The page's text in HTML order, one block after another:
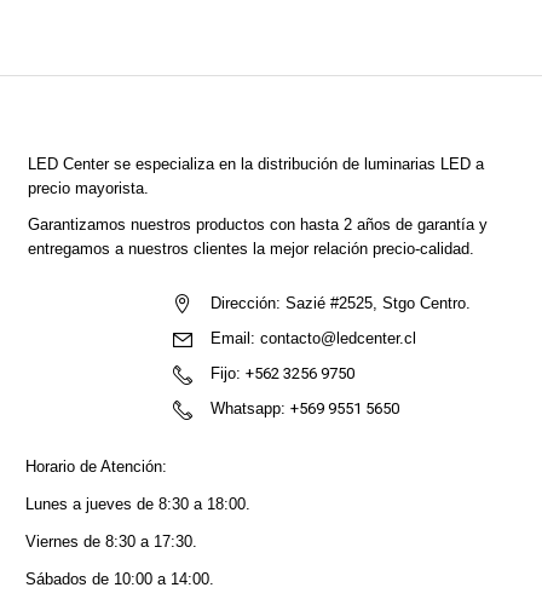
LED Centerse especializa en la distribución de luminarias LED a
precio mayorista.
Garantizamos nuestros productos con hasta 2 años de garantía y
entregamos a nuestros clientes la mejor relación precio-calidad.
Dirección: Sazié #2525, Stgo Centro.
Email: contacto@ledcenter.cl
Fijo: +562 3256 9750
Whatsapp: +569 9551 5650
Horario de Atención:
Lunes a jueves de 8:30 a 18:00.
Viernes de 8:30 a 17:30.
Sábados de 10:00 a 14:00.